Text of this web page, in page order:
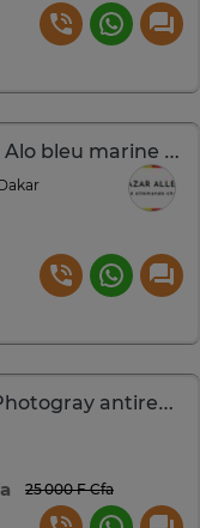
Casquette Alo bleu marine ajustable style baseball
Lunettes Photogray antireflet homme femme enfant
25 000 F Cfa